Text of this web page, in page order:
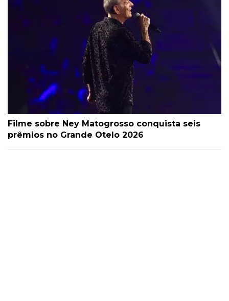
Filme sobre Ney Matogrosso conquista seis
prêmios no Grande Otelo 2026